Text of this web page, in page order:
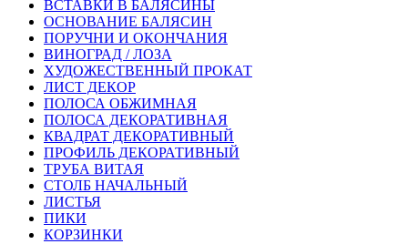
ВСТАВКИ В БАЛЯСИНЫ
ОСНОВАНИЕ БАЛЯСИН
ПОРУЧНИ И ОКОНЧАНИЯ
ВИНОГРАД / ЛОЗА
ХУДОЖЕСТВЕННЫЙ ПРОКАТ
ЛИСТ ДЕКОР
ПОЛОСА ОБЖИМНАЯ
ПОЛОСА ДЕКОРАТИВНАЯ
КВАДРАТ ДЕКОРАТИВНЫЙ
ПРОФИЛЬ ДЕКОРАТИВНЫЙ
ТРУБА ВИТАЯ
СТОЛБ НАЧАЛЬНЫЙ
ЛИСТЬЯ
ПИКИ
КОРЗИНКИ